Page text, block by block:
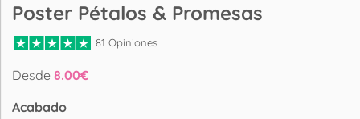
Poster Pétalos & Promesas
81 Opiniones
Desde 8.00€
Acabado